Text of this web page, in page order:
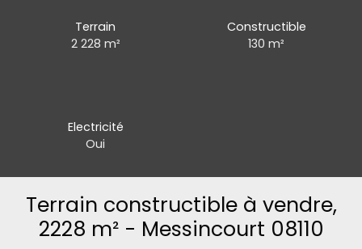
Terrain
2 228 m²
Constructible
130m²
Electricité
Oui
Terrain constructible à vendre,
2228 m² - Messincourt 08110